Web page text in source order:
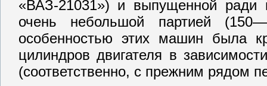
«ВАЗ-21031») и выпущенной ради
очень небольшой партией
особенностью этих машин была
цилиндров двигателя в
(соответственно, с прежним рядом